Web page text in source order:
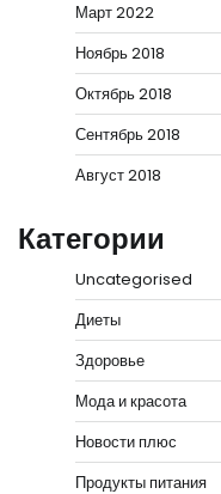
Март 2022
Ноябрь 2018
Октябрь 2018
Сентябрь 2018
Август 2018
Категории
Uncategorised
Диеты
Здоровье
Мода и красота
Новости плюс
Продукты питания